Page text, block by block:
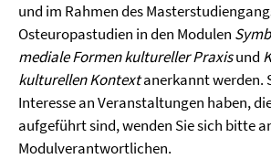
und im Rahmen des
Osteuropastudien in den Modulen
mediale Formen kultureller Praxisund
kulturellen Kontextanerkannt werden.
Interesse an Veranstaltungen haben,
aufgeführt sind, wenden Sie sich bitte
Modulverantwortlichen.